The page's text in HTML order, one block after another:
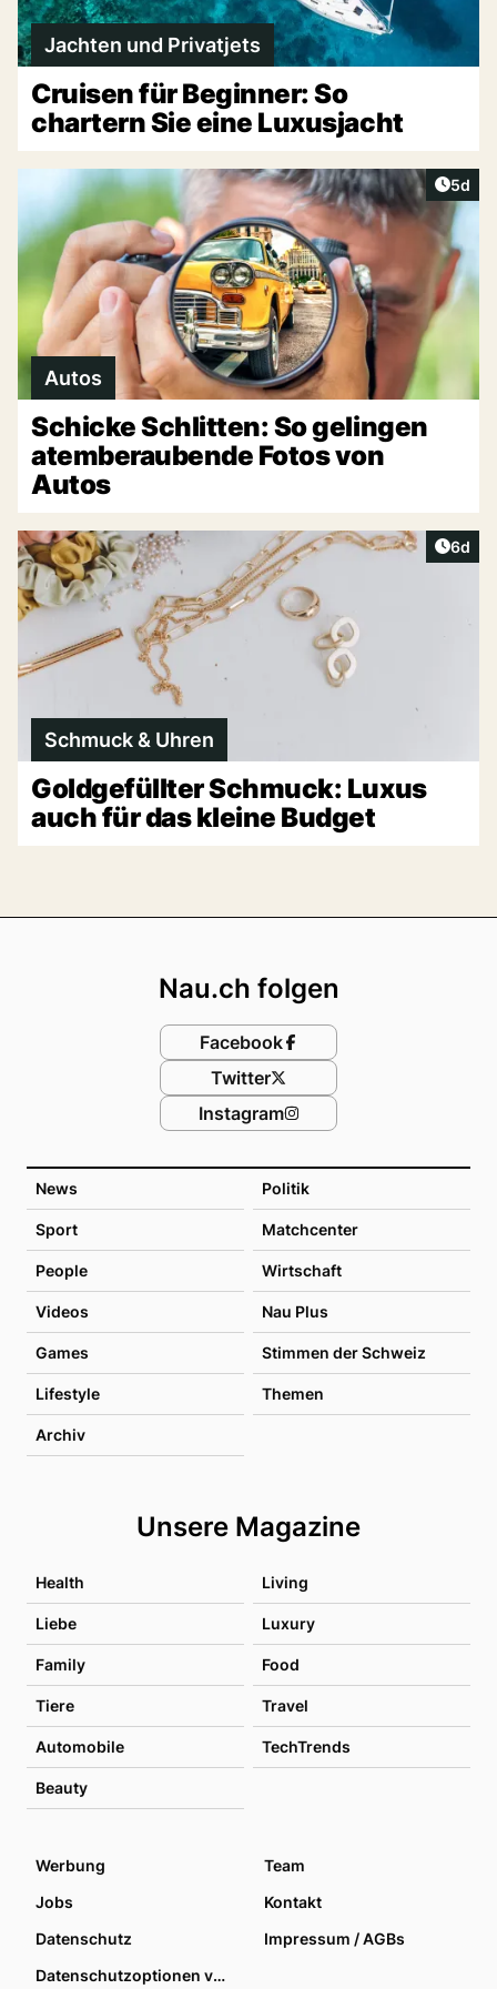
Jachten und Privatjets
Cruisen für Beginner: So
chartern Sie eine Luxusjacht
5d
Autos
Schicke Schlitten: So gelingen
atemberaubende Fotos von
Autos
6d
Schmuck & Uhren
Goldgefüllter Schmuck: Luxus
auch für das kleine Budget
News Politik
Sport Matchcenter
People Wirtschaft
Videos Nau Plus
Games Stimmen der Schweiz
Lifestyle Themen
Archiv
Unsere Magazine
Health Living
Liebe Luxury
Family Food
Tiere Travel
Automobile TechTrends
Beauty
Nau.ch folgen
Facebook
Twitter
Instagram
Werbung
Team
Jobs
Kontakt
Datenschutz
Impressum / AGBs
Datenschutzoptionen verwalten